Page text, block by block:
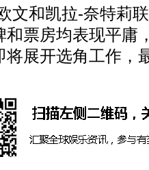
和凯拉-奈特莉联
和票房均表现平庸
展开选角工作，